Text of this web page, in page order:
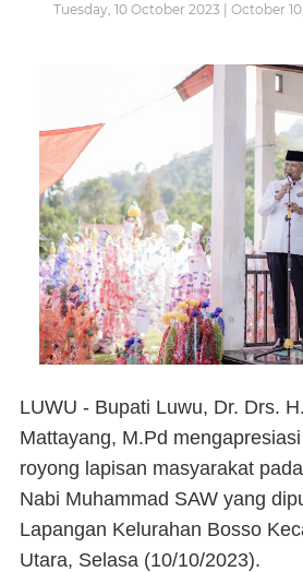
Tuesday, 10 October 2023 | October
LUWU - Bupati Luwu, Dr. Drs.
Mattayang, M.Pd
royong lapisan masyarakat
Nabi Muhammad SAW yang
Lapangan Kelurahan Bosso
Utara, Selasa (10/10/2023).